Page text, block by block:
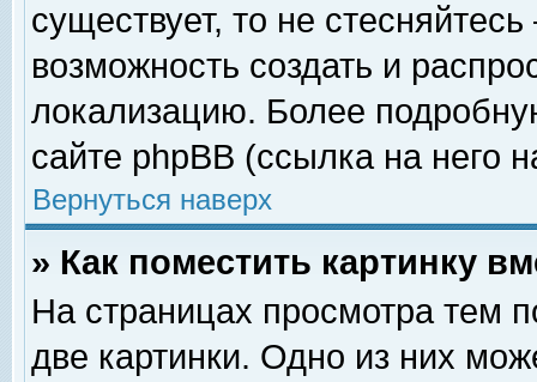
существует, то не
возможность создать и
локализацию. Более
сайте phpBB (ссылка на него
Вернуться наверх
» Как поместить картинку
На страницах просмотра тем
две картинки. Одно из них